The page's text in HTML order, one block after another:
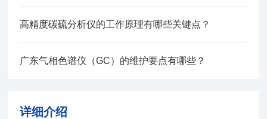
高精度碳硫分析仪的工作原理有哪些关键点？
广东气相色谱仪（GC）的维护要点有哪些？
详细介绍